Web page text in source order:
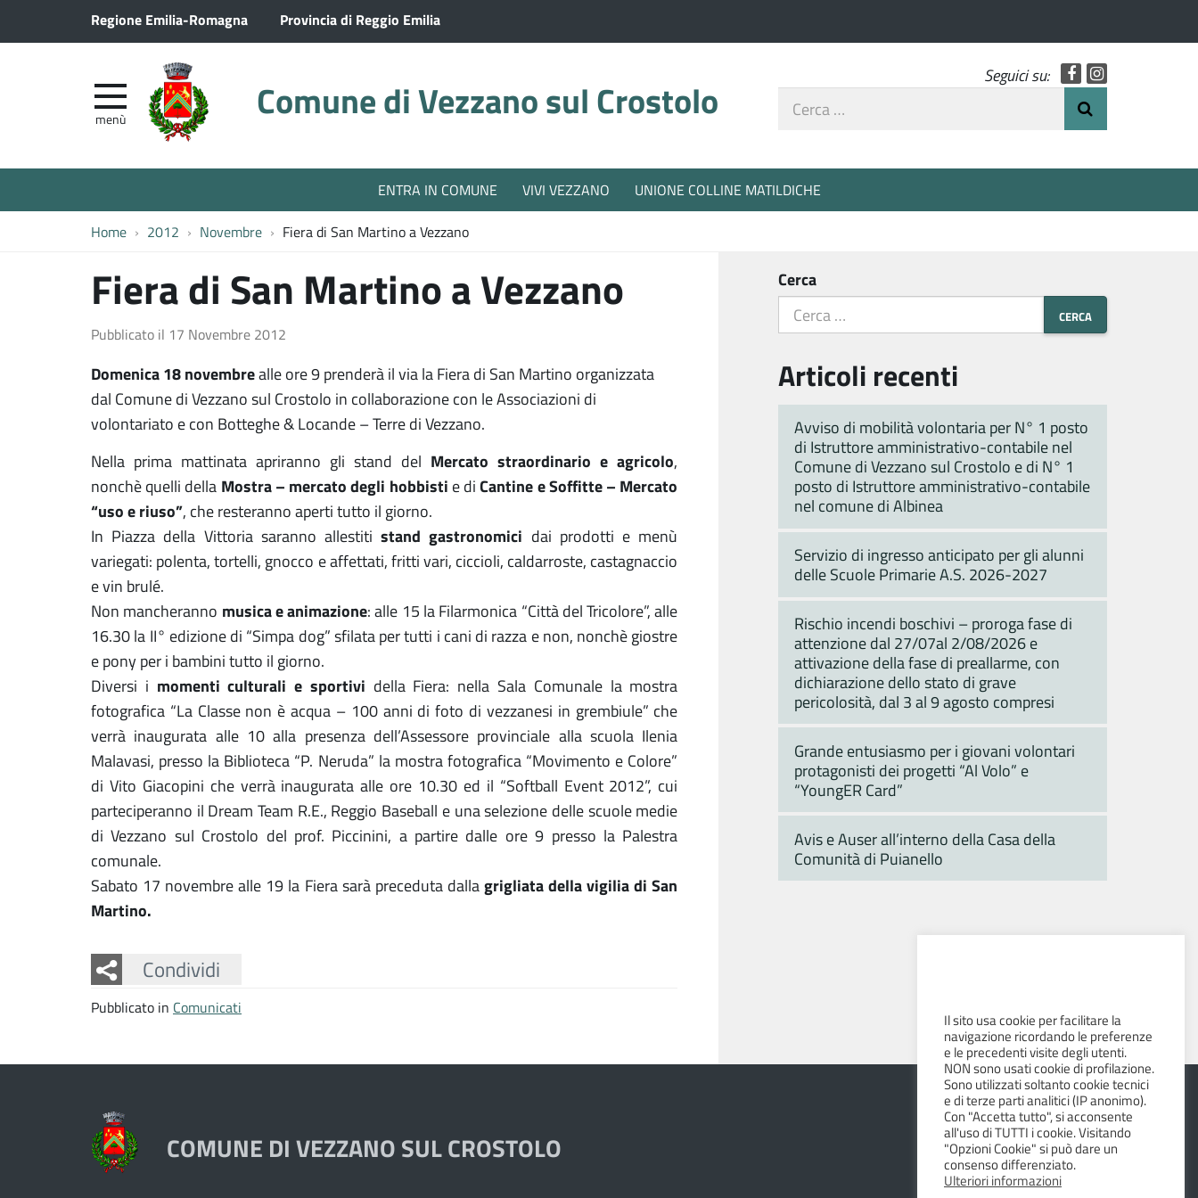
Regione Emilia-Romagna Provincia di Reggio Emilia
Comune di Vezzano sul Crostolo
menù
Seguici su: Facebook
Cerca
ENTRA IN COMUNE VIVI VEZZANO UNIONE COLLINE MATILDICHE
Home 2012 Novembre Fiera di San Martino a Vezzano
Fiera di San Martino a Vezzano
Pubblicato il 17 Novembre 2012
Domenica 18 novembrealle ore 9 prenderà il via la Fiera di San Martino organizzata
dal Comune di Vezzano sul Crostolo in collaborazione con le Associazioni di
volontariato e con Botteghe & Locande – Terre di Vezzano.
Nella prima mattinata apriranno gli stand del Mercato straordinario e agricolo,
nonchè quelli della Mostra – mercato degli hobbisti e diCantine e Soffitte – Mercato
“uso e riuso”, che resteranno aperti tutto il giorno.
In Piazza della Vittoria saranno allestitistand gastronomici dai prodotti e menù
variegati: polenta, tortelli, gnocco e affettati, fritti vari, ciccioli, caldarroste, castagnaccio
e vin brulé.
Non mancheranno musica e animazione: alle 15 la Filarmonica “Città del Tricolore”, alle
16.30 la II° edizione di “Simpa dog” sfilata per tutti i cani di razza e non, nonchè giostre
e pony per i bambini tutto il giorno.
Diversi i momenti culturali e sportivi della Fiera: nella Sala Comunale la mostra
fotografica “La Classe non è acqua – 100 anni di foto di vezzanesi in grembiule” che
verrà inaugurata alle 10 alla presenza dell’Assessore provinciale alla scuola Ilenia
Malavasi, presso la Biblioteca “P. Neruda” la mostra fotografica “Movimento e Colore”
di Vito Giacopini che verrà inaugurata alle ore 10.30 ed il “Softball Event 2012”, cui
parteciperanno il Dream Team R.E., Reggio Baseball e una selezione delle scuole medie
di Vezzano sul Crostolo del prof. Piccinini, a partire dalle ore 9 presso la Palestra
comunale.
Sabato 17 novembre alle 19 la Fiera sarà preceduta dalla grigliata della vigilia di San
Martino.
Condividi
Facebook
Twitter
Whatsapp
Pubblicato in Comunicati
Cerca
Articoli recenti
Avviso di mobilità volontaria per N° 1 posto
di Istruttore amministrativo-contabile nel
Comune di Vezzano sul Crostolo e di N° 1
posto di Istruttore amministrativo-contabile
nel comune di Albinea
Servizio di ingresso anticipato per gli alunni
delle Scuole Primarie A.S. 2026-2027
Rischio incendi boschivi – proroga fase di
attenzione dal 27/07al 2/08/2026 e
attivazione della fase di preallarme, con
dichiarazione dello stato di grave
pericolosità, dal 3 al 9 agosto compresi
Grande entusiasmo per i giovani volontari
protagonisti dei progetti “Al Volo” e
“YoungER Card”
Avis e Auser all’interno della Casa della
Comunità di Puianello
COMUNE DI VEZZANO SUL CROSTOLO
Il sito usa cookie per facilitare la
navigazione ricordando le preferenze
e le precedenti visite degli utenti.
NON sono usati cookie di profilazione.
Sono utilizzati soltanto cookie tecnici
e di terze parti analitici (IP anonimo).
Con "Accetta tutto", si acconsente
all'uso di TUTTI i cookie. Visitando
"Opzioni Cookie" si può dare un
consenso differenziato.
Ulteriori informazioni